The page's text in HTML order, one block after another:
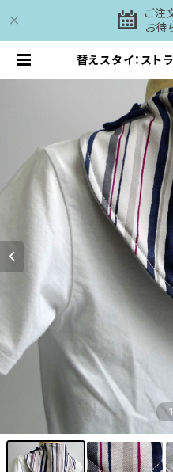
ご注
お待
替えスタイ：ス